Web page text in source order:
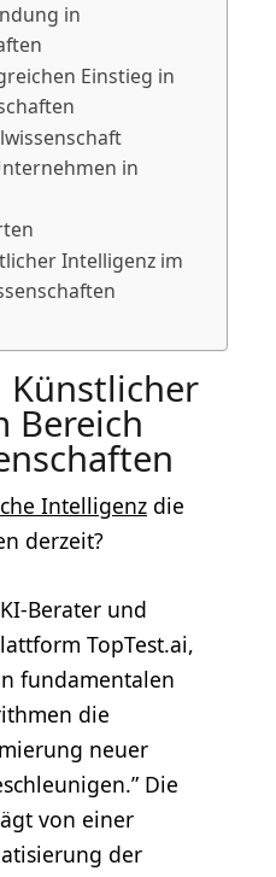
in
Einstieg in
in
Intelligenz im
Künstlicher
Bereich
Intelligenz die
derzeit?
Berater und
TopTest.ai,
fundamentalen
die
neuer
Die
von einer
der